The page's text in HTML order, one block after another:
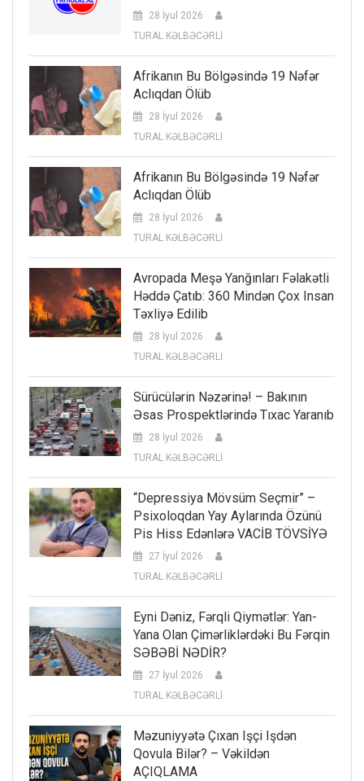
28 İyul 2026
TURAL KƏLBƏCƏRLİ
Afrikanın Bu Bölgəsində 19 Nəfər
Aclıqdan Ölüb
28 İyul 2026
TURAL KƏLBƏCƏRLİ
Afrikanın Bu Bölgəsində 19 Nəfər
Aclıqdan Ölüb
28 İyul 2026
TURAL KƏLBƏCƏRLİ
Avropada Meşə Yanğınları Fəlakətli
Həddə Çatıb: 360 Mindən Çox Insan
Təxliyə Edilib
28 İyul 2026
TURAL KƏLBƏCƏRLİ
Sürücülərin Nəzərinə! – Bakının
Əsas Prospektlərində Tıxac Yaranıb
28 İyul 2026
TURAL KƏLBƏCƏRLİ
“Depressiya Mövsüm Seçmir” –
Psixoloqdan Yay Aylarında Özünü
Pis Hiss Edənlərə VACİB TÖVSİYƏ
27 İyul 2026
TURAL KƏLBƏCƏRLİ
Eyni Dəniz, Fərqli Qiymətlər: Yan-
Yana Olan Çimərliklərdəki Bu Fərqin
SƏBƏBİ NƏDİR?
27 İyul 2026
TURAL KƏLBƏCƏRLİ
Məzuniyyətə Çıxan Işçi Işdən
Qovula Bilər? – Vəkildən
AÇIQLAMA